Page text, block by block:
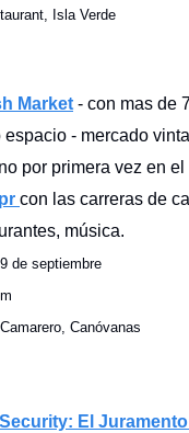
Isla Verde
Market - con mas de
espacio - mercado
por primera vez en
con las carreras de
música.
de septiembre
Canóvanas
El